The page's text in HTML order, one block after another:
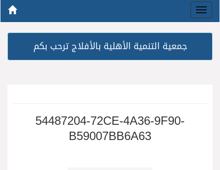
جمعية التنمية الأهلية بالأفلاج ترحب بكم
54487204-72CE-4A36-9F90-
B59007BB6A63